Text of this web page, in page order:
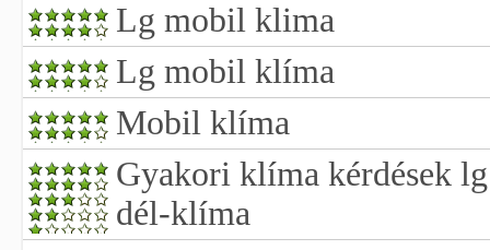
Lg mobil klima
Lg mobil klíma
Mobil klíma
Gyakori klíma kérdések
dél-klíma